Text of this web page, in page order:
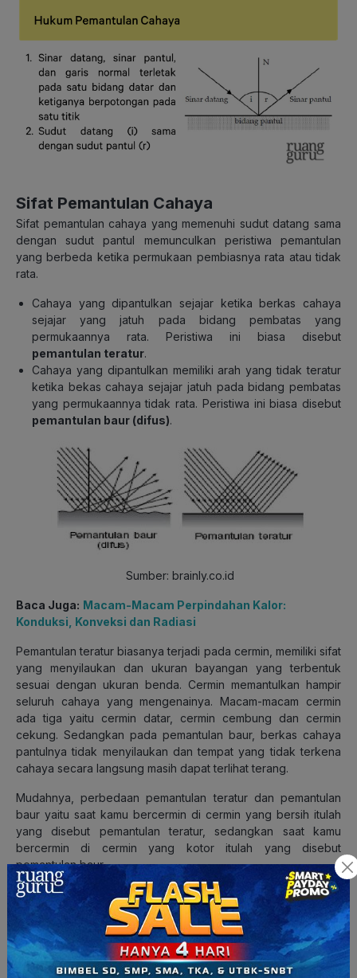
Sifat Pemantulan Cahaya
Sifat pemantulan cahaya yang memenuhi sudut datang sama
dengan sudut pantul memunculkan peristiwa pemantulan
yang berbeda ketika permukaan pembiasnya rata atau tidak
rata.
Cahaya yang dipantulkan sejajar ketika berkas cahaya
sejajar yang jatuh pada bidang pembatas yang
permukaannya rata. Peristiwa ini biasa disebut
pemantulan teratur.
Cahaya yang dipantulkan memiliki arah yang tidak teratur
ketika bekas cahaya sejajar jatuh pada bidang pembatas
yang permukaannya tidak rata. Peristiwa ini biasa disebut
pemantulan baur (difus).
Sumber: brainly.co.id
Baca Juga: Macam-Macam Perpindahan Kalor:
Konduksi, Konveksi dan Radiasi
Pemantulan teratur biasanya terjadi pada cermin, memiliki sifat
yang menyilaukan dan ukuran bayangan yang terbentuk
sesuai dengan ukuran benda. Cermin memantulkan hampir
seluruh cahaya yang mengenainya. Macam-macam cermin
ada tiga yaitu cermin datar, cermin cembung dan cermin
cekung. Sedangkan pada pemantulan baur, berkas cahaya
pantulnya tidak menyilaukan dan tempat yang tidak terkena
cahaya secara langsung masih dapat terlihat terang.
Mudahnya, perbedaan pemantulan teratur dan pemantulan
baur yaitu saat kamu bercermin di cermin yang bersih itulah
yang disebut pemantulan teratur, sedangkan saat kamu
bercermin di cermin yang kotor itulah yang disebut
pemantulan baur.
NahSquad, sudah pahamkanproses peristiwa pemantulan
cahaya? Kamu masih punya pertanyaan mengenai
pemantulan cahaya yang belum terjawab?
Yuk
tanyakan ke
ruanglesonline
sekarang!